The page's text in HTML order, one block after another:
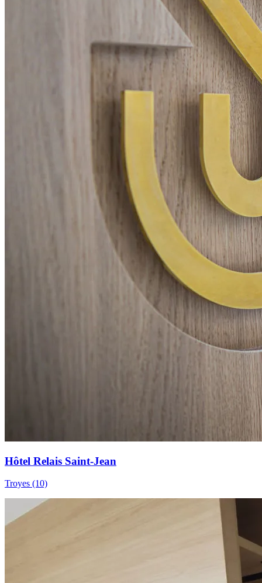
Hôtel Relais Saint-Jean
Troyes (10)